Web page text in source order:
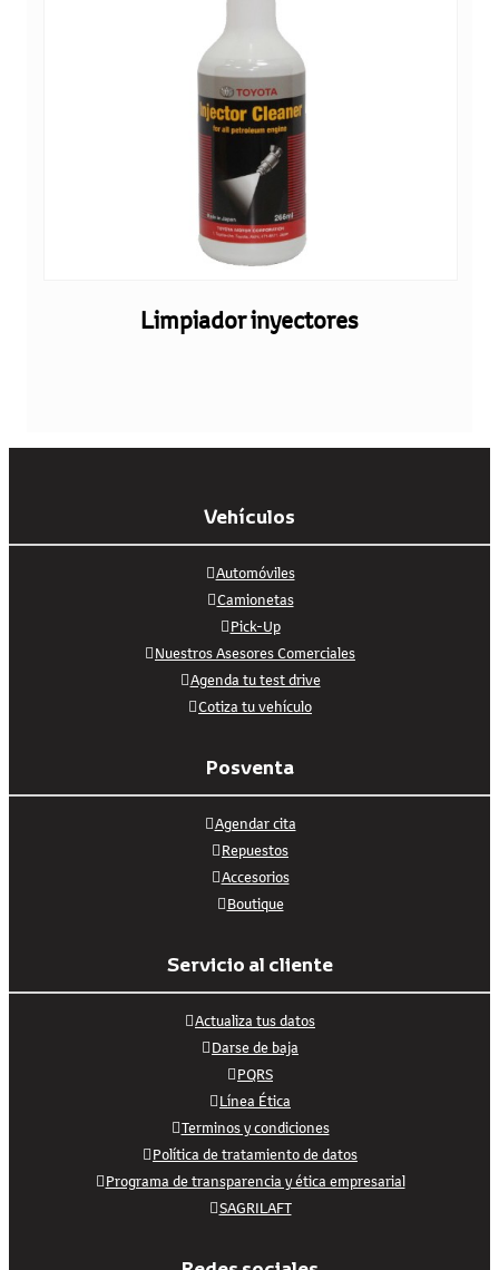
Limpiador inyectores
Vehículos
Automóviles
Camionetas
Pick-Up
Nuestros Asesores Comerciales
Agenda tu test drive
Cotiza tu vehículo
Posventa
Agendar cita
Repuestos
Accesorios
Boutique
Servicio al cliente
Actualiza tus datos
Darse de baja
PQRS
Línea Ética
Terminos y condiciones
Política de tratamiento de datos
Programa de transparencia y ética empresarial
SAGRILAFT